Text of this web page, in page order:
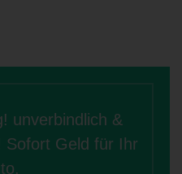
unverbindlich &
Sofort Geld für Ihr